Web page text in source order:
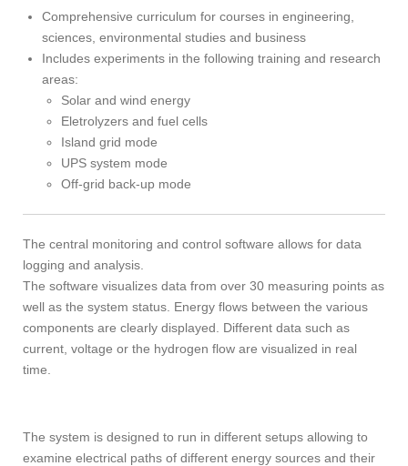
Comprehensive curriculum for courses in engineering,
sciences, environmental studies and business
Includes experiments in the following training and research
areas:
Solar and wind energy
Eletrolyzers and fuel cells
Island grid mode
UPS system mode
Off-grid back-up mode
The central monitoring and control software allows for data
logging and analysis.
The software visualizes data from over 30 measuring points as
well as the system status. Energy flows between the various
components are clearly displayed. Different data such as
current, voltage or the hydrogen flow are visualized in real
time.
The system is designed to run in different setups allowing to
examine electrical paths of different energy sources and their